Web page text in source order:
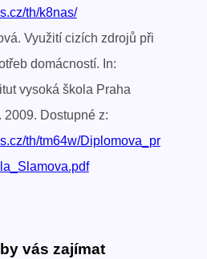
th/k8nas/
Využití cizích zdrojů při
domácností. In:
vysoká škola Praha
2009. Dostupné z:
th/tm64w/Diplomova_pr
vás zajímat